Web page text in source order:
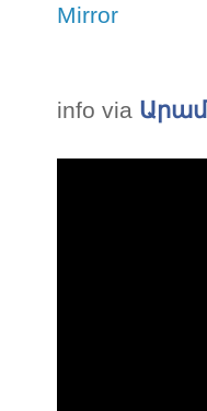
Mirror
info via